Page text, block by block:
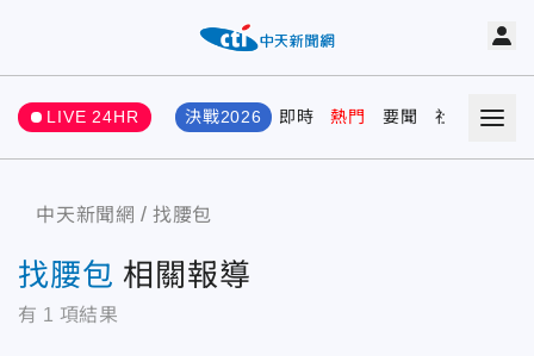
LIVE 24HR 決戰2026 即時 熱門 要聞 社會 娛樂
中天新聞網 找腰包
找腰包 相關報導
有 1 項結果